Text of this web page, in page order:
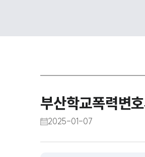
부산학교폭력변
2025-01-07